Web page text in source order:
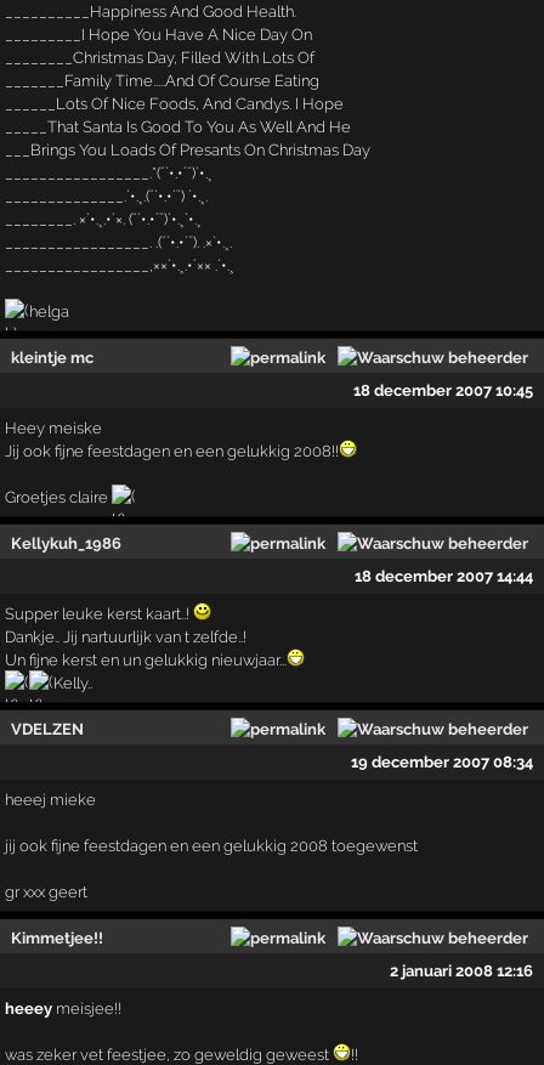
__________Happiness And Good Health.
_________I Hope You Have A Nice Day On
________Christmas Day, Filled With Lots Of
_______Family Time.....And Of Course Eating
______Lots Of Nice Foods, And Candys. I Hope
_____That Santa Is Good To You As Well And He
___Brings You Loads Of Presants On Christmas Day
_________________.*(¨`•.•´¨)`•.¸
______________.`•.¸.(¨`•.•´¨) `•.¸.
________. ×`•.¸.•´×. (¨`•.•´¨)`•.¸`•.¸
_________________. .(¨`•.•´¨). .×`•.¸.
_________________,××`•.¸.•´×× .`•.¸
helga
kleintje mc
18 december 2007 10:45
Heey meiske
Jij ook fijne feestdagen en een gelukkig 2008!!
Groetjes claire
Kellykuh_1986
18 december 2007 14:44
Supper leuke kerst kaart..!
Dankje.. Jij nartuurlijk van t zelfde..!
Un fijne kerst en un gelukkig nieuwjaar...
Kelly..
VDELZEN
19 december 2007 08:34
heeej mieke
jij ook fijne feestdagen en een gelukkig 2008 toegewenst
gr xxx geert
Kimmetjee!!
2 januari 2008 12:16
heeeymeisjee!!
was zeker vet feestjee, zo geweldig geweest
!!